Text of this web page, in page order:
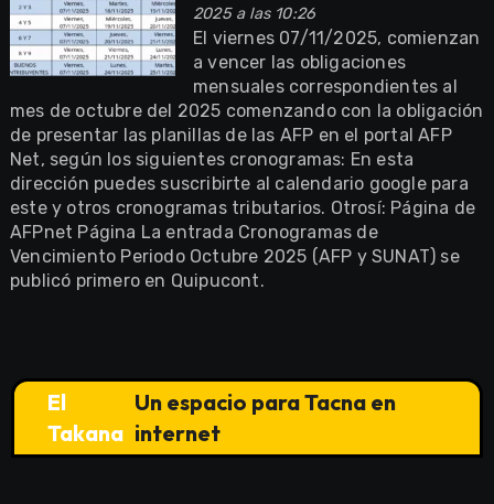
2025 a las 10:26
El viernes 07/11/2025, comienzan
a vencer las obligaciones
mensuales correspondientes al
mes de octubre del 2025 comenzando con la obligación
de presentar las planillas de las AFP en el portal AFP
Net, según los siguientes cronogramas: En esta
dirección puedes suscribirte al calendario google para
este y otros cronogramas tributarios. Otrosí: Página de
AFPnet Página La entrada Cronogramas de
Vencimiento Periodo Octubre 2025 (AFP y SUNAT) se
publicó primero en Quipucont.
El
Takana
Un espacio para Tacna en
internet